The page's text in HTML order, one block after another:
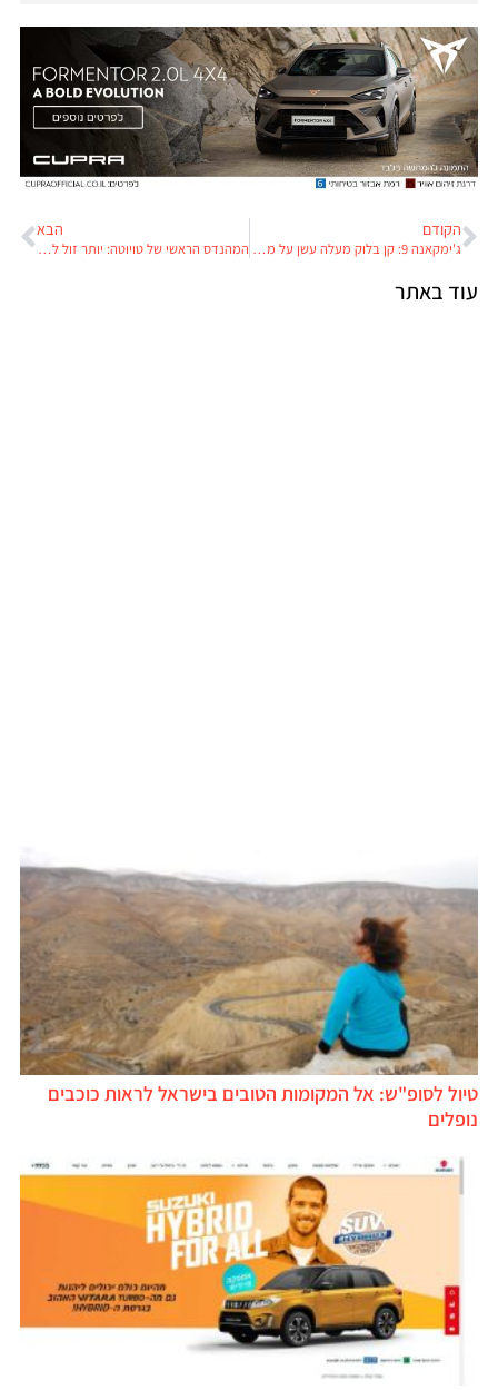
הקודם
ג'ימקאנה 9: קן בלוק מעלה עשן על מציאות אמריקאית קשה
הבא
המהנדס הראשי של טויוטה: יותר זול לייצר מכוניות חשמליות מהיברידיות
באתר
לסופ"ש: אל המקומות הטובים בישראל לראות כוכבים